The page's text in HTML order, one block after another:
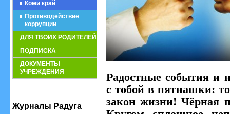
Коми край
Противодействие
коррупции
ДЛЯ ТВОИХ РОДИТЕЛЕЙ
ПОДПИСКА
ДОКУМЕНТЫ
УЧРЕЖДЕНИЯ
Журналы Радуга
Радостные события и
с тобой в пятнашки:
закон жизни! Чёрная